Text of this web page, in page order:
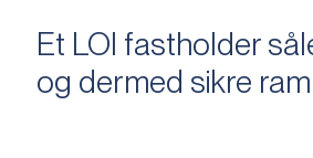
Et LOI fastholder
og dermed sikre